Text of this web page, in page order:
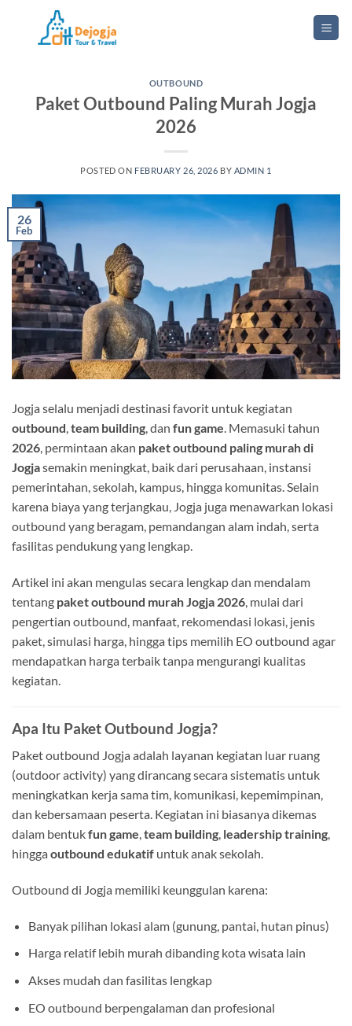
content
OUTBOUND
Paket Outbound Paling Murah Jogja
2026
POSTED ON FEBRUARY 26, 2026 BY ADMIN 1
26
Feb
Jogja selalu menjadi destinasi favorit untuk kegiatan
outbound,team building, dan fun game. Memasuki tahun
2026, permintaan akan paket outbound paling murah di
Jogjasemakin meningkat, baik dari perusahaan, instansi
pemerintahan, sekolah, kampus, hingga komunitas. Selain
karena biaya yang terjangkau, Jogja juga menawarkan lokasi
outbound yang beragam, pemandangan alam indah, serta
fasilitas pendukung yang lengkap.
Artikel ini akan mengulas secara lengkap dan mendalam
tentang paket outbound murah Jogja 2026, mulai dari
pengertian outbound, manfaat, rekomendasi lokasi, jenis
paket, simulasi harga, hingga tips memilih EO outbound agar
mendapatkan harga terbaik tanpa mengurangi kualitas
kegiatan.
Apa Itu Paket Outbound Jogja?
Paket outbound Jogja adalah layanan kegiatan luar ruang
(outdoor activity) yang dirancang secara sistematis untuk
meningkatkan kerja sama tim, komunikasi, kepemimpinan,
dan kebersamaan peserta. Kegiatan ini biasanya dikemas
dalam bentukfun game,team building, leadership training,
hingga outbound edukatif untuk anak sekolah.
Outbound di Jogja memiliki keunggulan karena:
Banyak pilihan lokasi alam (gunung, pantai, hutan pinus)
Harga relatif lebih murah dibanding kota wisata lain
Akses mudah dan fasilitas lengkap
EO outbound berpengalaman dan profesional